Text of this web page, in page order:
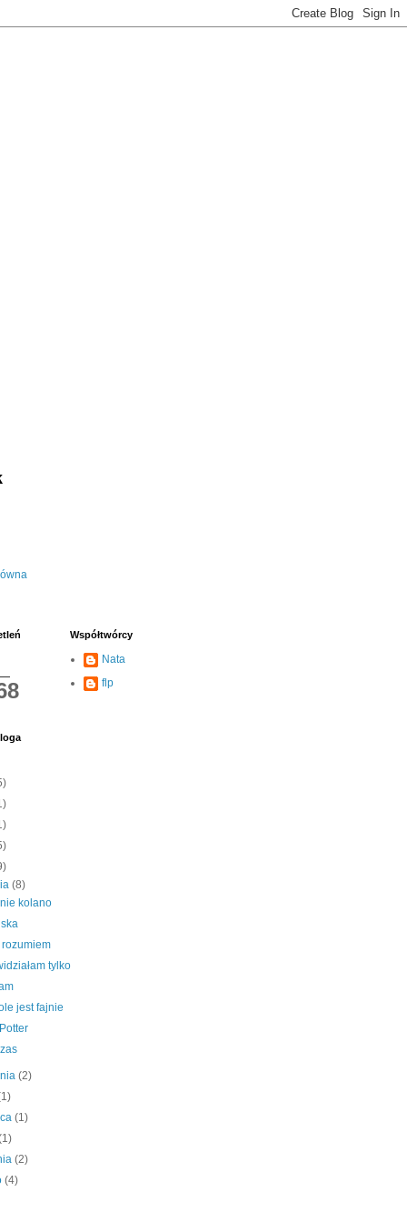
Współtwórcy
Nata
flp
(8)
kolano
tylko
jest fajnie
(2)
(1)
(2)
(4)